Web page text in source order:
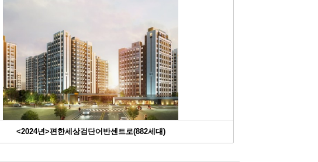
<2024년>편한세상검단어반센트로(882세대)